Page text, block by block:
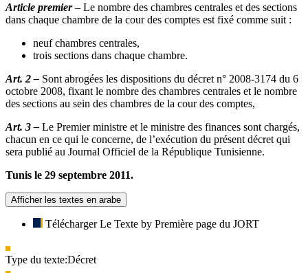
Article premier– Le nombre des chambres centrales et des sections
dans chaque chambre de la cour des comptes est fixé comme suit :
neuf chambres centrales,
trois sections dans chaque chambre.
Art. 2 – Sont abrogées les dispositions du décret n° 2008-3174 du 6
octobre 2008, fixant le nombre des chambres centrales et le nombre
des sections au sein des chambres de la cour des comptes,
Art. 3 – Le Premier ministre et le ministre des finances sont chargés,
chacun en ce qui le concerne, de l’exécution du présent décret qui
sera publié au Journal Officiel de la République Tunisienne.
Tunis le 29 septembre 2011.
Afficher les textes en arabe
Télécharger Le Texte by Première page du JORT
Type du texte:Décret